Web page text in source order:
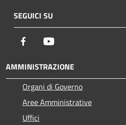
SEGUICI SU
Facebook
AMMINISTRAZIONE
Organi di Governo
Aree Amministrative
Uffici